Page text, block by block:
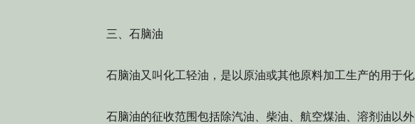
三、石脑油
石脑油又叫化工轻油，是以原油或其他原料加工生产的用于化
石脑油的征收范围包括除汽油、柴油、航空煤油、溶剂油以